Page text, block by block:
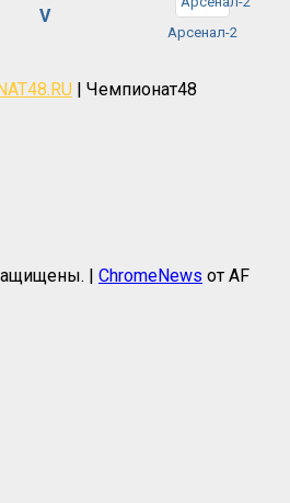
V
Арсенал-2
| Чемпионат48
| ChromeNews от AF